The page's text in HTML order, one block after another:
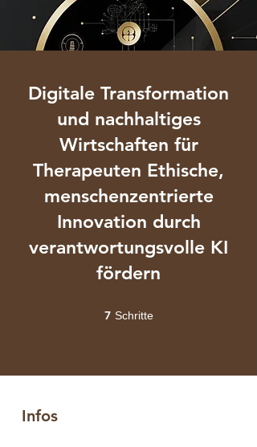
Digitale Transformation
und nachhaltiges
Wirtschaften für
Therapeuten Ethische,
menschenzentrierte
Innovation durch
verantwortungsvolle KI
fördern
7 Schritte
Infos